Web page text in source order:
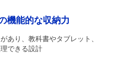
機能的な収納力
あり、教科書やタブレット、
できる設計